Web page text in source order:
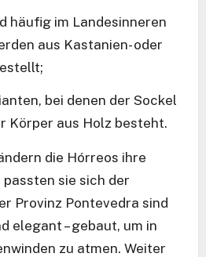
häufig im Landesinneren
aus Kastanien- oder
bei denen der Sockel
Körper aus Holz besteht.
die Hórreos ihre
sie sich der
Provinz Pontevedra sind
elegant – gebaut, um in
zu atmen. Weiter